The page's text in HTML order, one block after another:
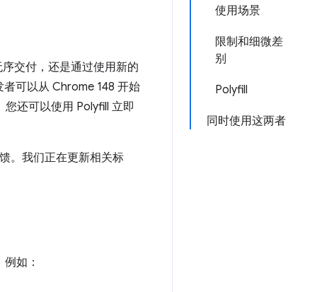
使用场景
限制和细微差
别
Polyfill
同时使用这两者
交付，还是通过使用新的
可以从 Chrome 148 开始
还可以使用 Polyfill 立即
。我们正在更新相关标
如：